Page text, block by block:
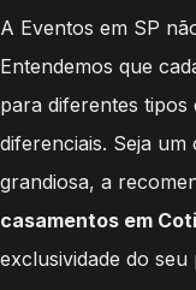
A Eventos em SP
Entendemos que
para diferentes tipos
diferenciais. Seja
grandiosa, a
casamentos em
exclusividade do